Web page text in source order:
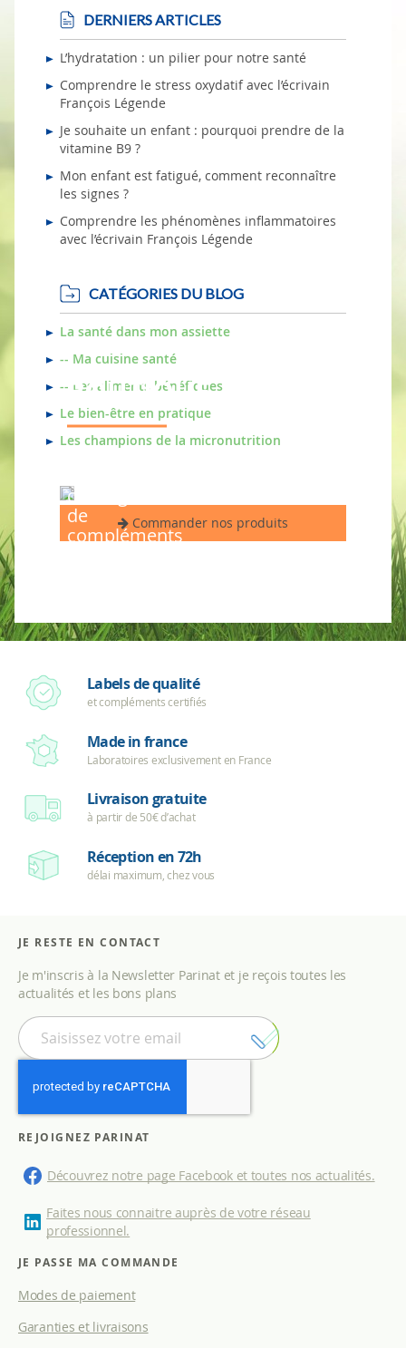
DERNIERS ARTICLES
L’hydratation : un pilier pour notre santé
Comprendre le stress oxydatif avec l’écrivain
François Légende
Je souhaite un enfant : pourquoi prendre de la
vitamine B9 ?
Mon enfant est fatigué, comment reconnaître
les signes ?
Comprendre les phénomènes inflammatoires
avec l’écrivain François Légende
CATÉGORIES DU BLOG
La santé dans mon assiette
-- Ma cuisine santé
-- Les aliments bénéfiques
Le bien-être en pratique
Les champions de la micronutrition
BOUTIQUE
Parcourez
catalogue
de
complémentsCommander nos produits
Labels de qualité
et compléments certifiés
Made in france
Laboratoires exclusivement en France
Livraison gratuite
à partir de 50€ d’achat
Réception en 72h
délai maximum, chez vous
JE RESTE EN CONTACT
Je m'inscris à la Newsletter Parinat et je reçois toutes les
actualités et les bons plans
I
n
s
i
p
o
r
l
REJOIGNEZ PARINAT
Découvrez notre page Facebook et toutes nos actualités.
Faites nous connaitre auprès de votre réseau
professionnel.
JE PASSE MA COMMANDE
Modes de paiement
Garanties et livraisons